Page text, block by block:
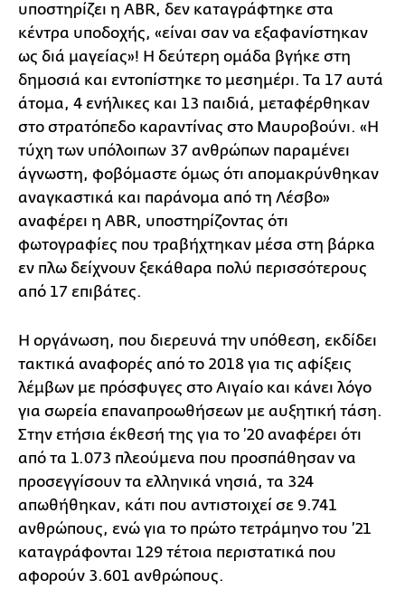
υποστηρίζει η ABR, δεν καταγράφτηκε στα
κέντρα υποδοχής, «είναι σαν να εξαφανίστηκαν
ως διά μαγείας»! Η δεύτερη ομάδα βγήκε στη
δημοσιά και εντοπίστηκε το μεσημέρι. Τα 17 αυτά
άτομα, 4 ενήλικες και 13 παιδιά, μεταφέρθηκαν
στο στρατόπεδο καραντίνας στο Μαυροβούνι. «Η
τύχη των υπόλοιπων 37 ανθρώπων παραμένει
άγνωστη, φοβόμαστε όμως ότι απομακρύνθηκαν
αναγκαστικά και παράνομα από τη Λέσβο»
αναφέρει η ABR, υποστηρίζοντας ότι
φωτογραφίες που τραβήχτηκαν μέσα στη βάρκα
εν πλω δείχνουν ξεκάθαρα πολύ περισσότερους
από 17 επιβάτες.
Η οργάνωση, που διερευνά την υπόθεση, εκδίδει
τακτικά αναφορές από το 2018 για τις αφίξεις
λέμβων με πρόσφυγες στο Αιγαίο και κάνει λόγο
για σωρεία επαναπροωθήσεων με αυξητική τάση.
Στην ετήσια έκθεσή της για το ’20 αναφέρει ότι
από τα 1.073 πλεούμενα που προσπάθησαν να
προσεγγίσουν τα ελληνικά νησιά, τα 324
απωθήθηκαν, κάτι που αντιστοιχεί σε 9.741
ανθρώπους, ενώ για το πρώτο τετράμηνο του ’21
καταγράφονται 129 τέτοια περιστατικά που
αφορούν 3.601 ανθρώπους.